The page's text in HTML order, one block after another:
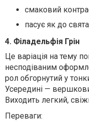
смаковий
пасує як до
4. Філадельфія Грін
Це варіація на тему
несподіваним
рол обгорнутий у
Усередині —
Виходить легкий,
Переваги: